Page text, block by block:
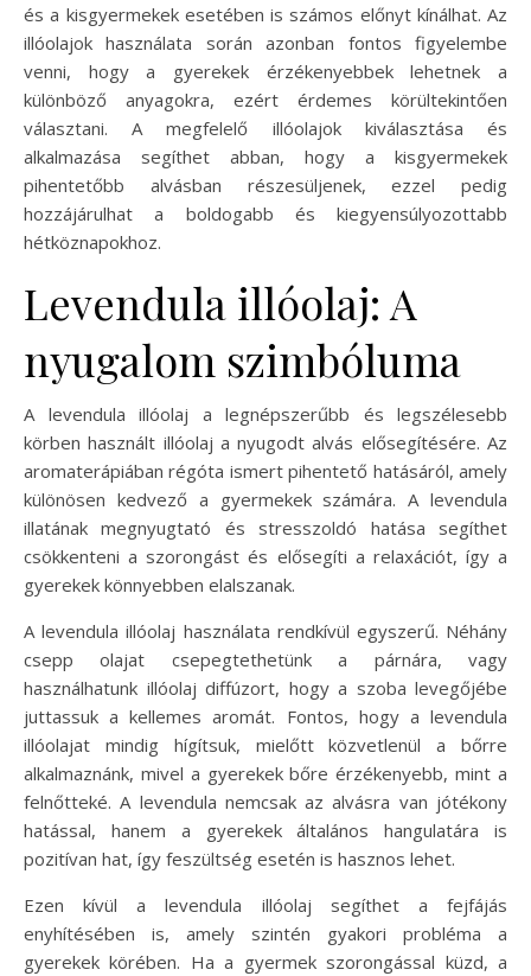
és a kisgyermekek esetében is számos előnyt kínálhat. Az
illóolajok használata során azonban fontos figyelembe
venni, hogy a gyerekek érzékenyebbek lehetnek a
különböző anyagokra, ezért érdemes körültekintően
választani. A megfelelő illóolajok kiválasztása és
alkalmazása segíthet abban, hogy a kisgyermekek
pihentetőbb alvásban részesüljenek, ezzel pedig
hozzájárulhat a boldogabb és kiegyensúlyozottabb
hétköznapokhoz.
Levendula illóolaj: A
nyugalom szimbóluma
A levendula illóolaj a legnépszerűbb és legszélesebb
körben használt illóolaj a nyugodt alvás elősegítésére. Az
aromaterápiában régóta ismert pihentető hatásáról, amely
különösen kedvező a gyermekek számára. A levendula
illatának megnyugtató és stresszoldó hatása segíthet
csökkenteni a szorongást és elősegíti a relaxációt, így a
gyerekek könnyebben elalszanak.
A levendula illóolaj használata rendkívül egyszerű. Néhány
csepp olajat csepegtethetünk a párnára, vagy
használhatunk illóolaj diffúzort, hogy a szoba levegőjébe
juttassuk a kellemes aromát. Fontos, hogy a levendula
illóolajat mindig hígítsuk, mielőtt közvetlenül a bőrre
alkalmaznánk, mivel a gyerekek bőre érzékenyebb, mint a
felnőtteké. A levendula nemcsak az alvásra van jótékony
hatással, hanem a gyerekek általános hangulatára is
pozitívan hat, így feszültség esetén is hasznos lehet.
Ezen kívül a levendula illóolaj segíthet a fejfájás
enyhítésében is, amely szintén gyakori probléma a
gyerekek körében. Ha a gyermek szorongással küzd, a